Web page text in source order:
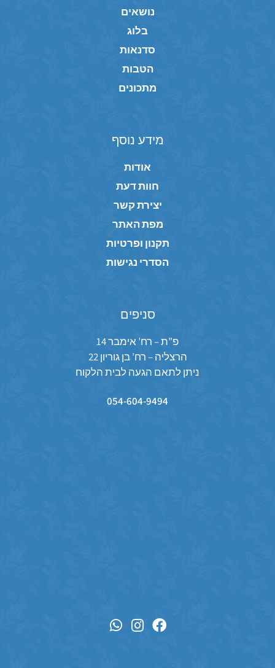
נושאים
בלוג
סדנאות
הטבות
מתכונים
מידע נוסף
אודות
חוות דעת
יצירת קשר
מפת האתר
תקנון ופרטיות
הסדרי נגישות
סניפים
פ”ת – רח’ אימבר 14
הרצליה – רח’ בן גוריון 22
ניתן לתאם הגעה לבית הלקוח
054-604-9494